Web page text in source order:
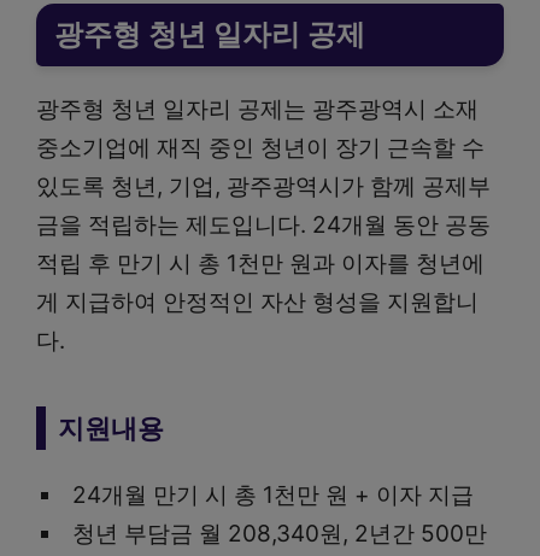
광주형 청년 일자리 공제
광주형 청년 일자리 공제는 광주광역시 소재
중소기업에 재직 중인 청년이 장기 근속할 수
있도록 청년, 기업, 광주광역시가 함께 공제부
금을 적립하는 제도입니다. 24개월 동안 공동
적립 후 만기 시 총 1천만 원과 이자를 청년에
게 지급하여 안정적인 자산 형성을 지원합니
다.
지원내용
24개월 만기 시 총 1천만 원 + 이자 지급
청년 부담금 월 208,340원, 2년간 500만